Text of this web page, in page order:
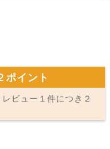
ポイント
ビュー１件につき２